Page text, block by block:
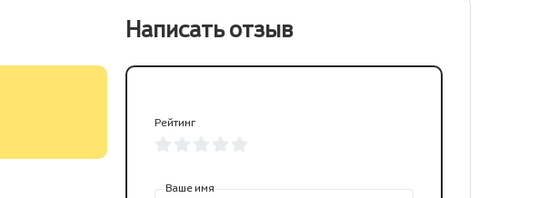
Написать отзыв
Рейтинг
Ваше имя